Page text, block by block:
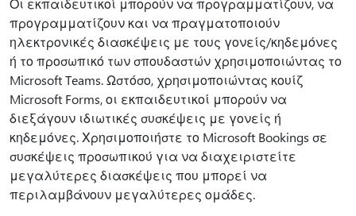
Οι εκπαιδευτικοί μπορούν να προγραμματίζουν, να
προγραμματίζουν και να πραγματοποιούν
ηλεκτρονικές διασκέψεις με τους γονείς/κηδεμόνες
ή το προσωπικό των σπουδαστών χρησιμοποιώντας το
Microsoft Teams. Ωστόσο, χρησιμοποιώντας κουίζ
Microsoft Forms, οι εκπαιδευτικοί μπορούν να
διεξάγουν ιδιωτικές συσκέψεις με γονείς ή
κηδεμόνες. Χρησιμοποιήστε το Microsoft Bookings σε
συσκέψεις προσωπικού για να διαχειριστείτε
μεγαλύτερες διασκέψεις που μπορεί να
περιλαμβάνουν μεγαλύτερες ομάδες.